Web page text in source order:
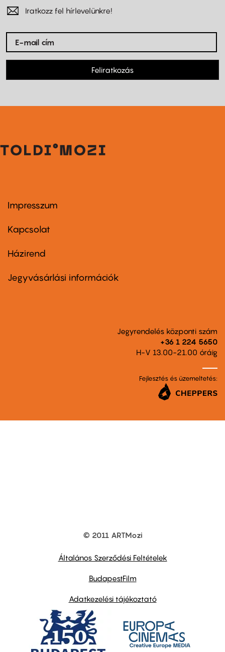
Iratkozz fel hírlevelünkre!
Feliratkozás
Footer
first
Impresszum
Kapcsolat
Footer
second
Házirend
Jegyvásárlási információk
Jegyrendelés központi szám
+36 1 224 5650
H-V 13.00-21.00 óráig
Fejlesztés és üzemeltetés:
© 2011 ARTMozi
Általános Szerződési Feltételek
BudapestFilm
Adatkezelési tájékoztató